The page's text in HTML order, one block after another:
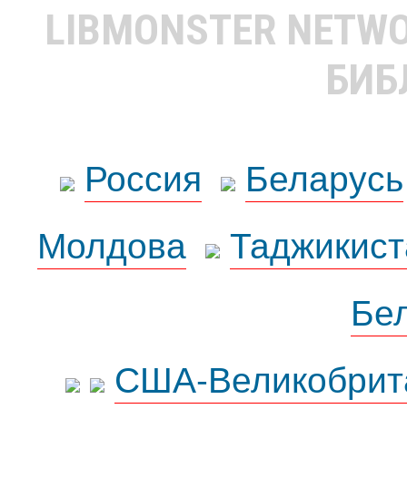
LIBMONSTER
Россия
Беларусь
Молдова
США-